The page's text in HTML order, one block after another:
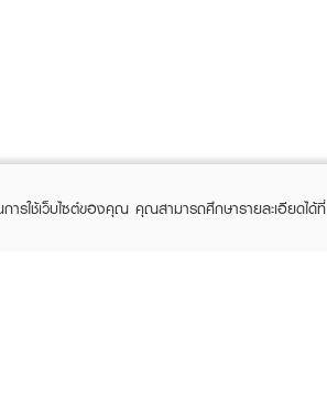
ารใช้เว็บไซต์ของคุณ คุณสามารถศึกษารายละเอียดได้ที่